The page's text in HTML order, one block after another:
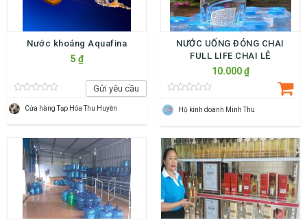
Nước khoáng Aquafina
5 ₫
Gửi yêu cầu
Cửa hàng Tạp Hóa Thu Huyền
NƯỚC UỐNG ĐÓNG CHAI
FULL LIFE CHAI LẺ
10.000 ₫
Hộ kinh doanh Minh Thu